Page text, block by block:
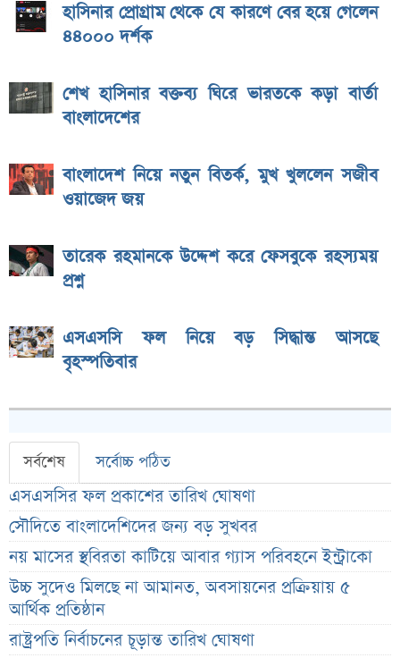
হাসিনার প্রোগ্রাম থেকে যে কারণে বের হয়ে গেলেন
৪৪০০০ দর্শক
শেখ হাসিনার বক্তব্য ঘিরে ভারতকে কড়া বার্তা
বাংলাদেশের
বাংলাদেশ নিয়ে নতুন বিতর্ক, মুখ খুললেন সজীব
ওয়াজেদ জয়
তারেক রহমানকে উদ্দেশ করে ফেসবুকে রহস্যময়
প্রশ্ন
এসএসসি ফল নিয়ে বড় সিদ্ধান্ত আসছে
বৃহস্পতিবার
সর্বশেষ সর্বোচ্চ পঠিত
এসএসসির ফল প্রকাশের তারিখ ঘোষণা
সৌদিতে বাংলাদেশিদের জন্য বড় সুখবর
নয় মাসের স্থবিরতা কাটিয়ে আবার গ্যাস পরিবহনে ইন্ট্রাকো
উচ্চ সুদেও মিলছে না আমানত, অবসায়নের প্রক্রিয়ায় ৫
আর্থিক প্রতিষ্ঠান
রাষ্ট্রপতি নির্বাচনের চূড়ান্ত তারিখ ঘোষণা